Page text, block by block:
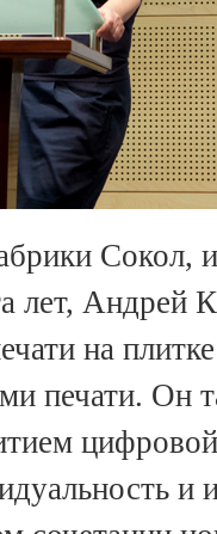
Сокол,
лет, Андрей
на
печати. Он
и